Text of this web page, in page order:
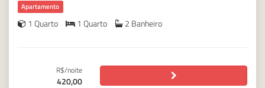
Apartamento
1 Quarto 1 Quarto 2 Banheiro
R$/noite
420,00